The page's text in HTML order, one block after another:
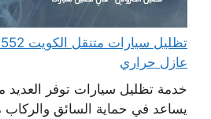
عازل حراري
خدمة تظليل سيارات توفر العديد
يساعد في حماية السائق